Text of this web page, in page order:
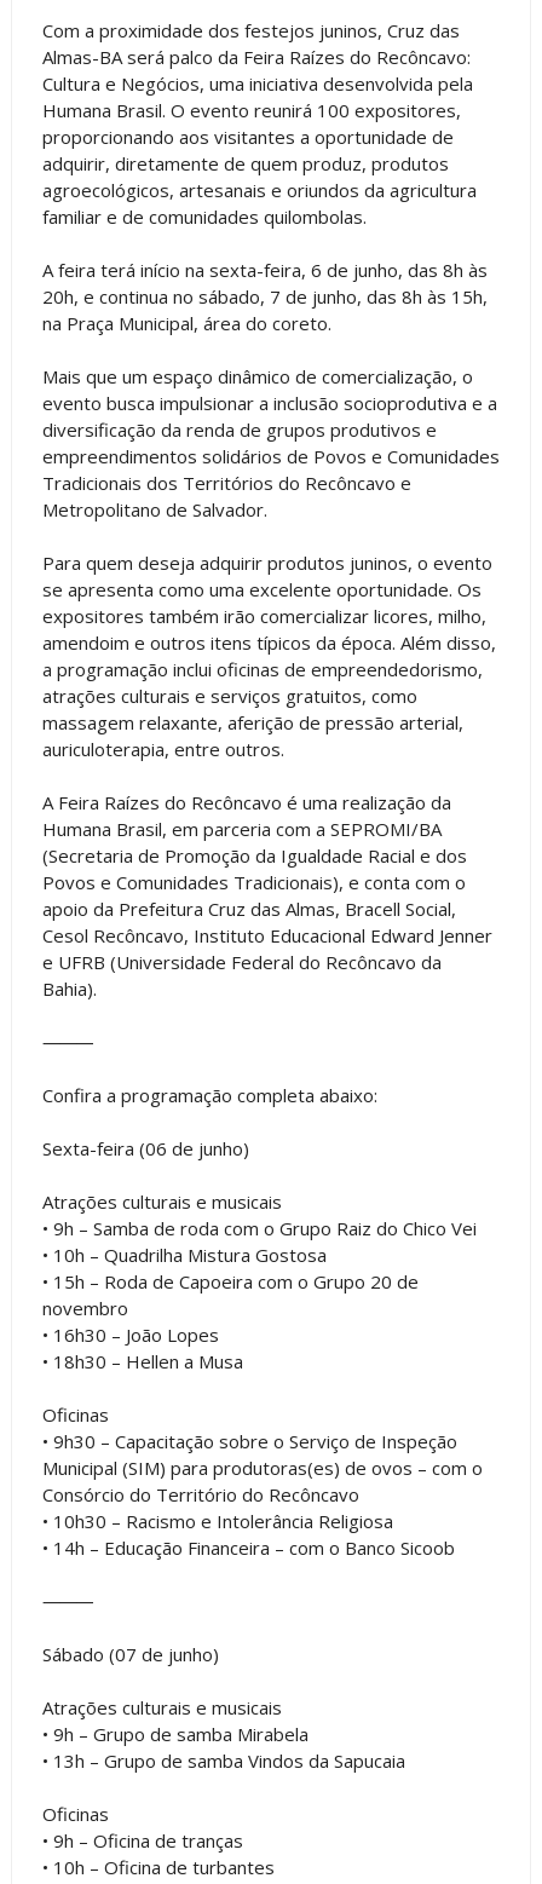
Com a proximidade dos festejos juninos, Cruz das
Almas-BA será palco da Feira Raízes do Recôncavo:
Cultura e Negócios, uma iniciativa desenvolvida pela
Humana Brasil. O evento reunirá 100 expositores,
proporcionando aos visitantes a oportunidade de
adquirir, diretamente de quem produz, produtos
agroecológicos, artesanais e oriundos da agricultura
familiar e de comunidades quilombolas.
A feira terá início na sexta-feira, 6 de junho, das 8h às
20h, e continua no sábado, 7 de junho, das 8h às 15h,
na Praça Municipal, área do coreto.
Mais que um espaço dinâmico de comercialização, o
evento busca impulsionar a inclusão socioprodutiva e a
diversificação da renda de grupos produtivos e
empreendimentos solidários de Povos e Comunidades
Tradicionais dos Territórios do Recôncavo e
Metropolitano de Salvador.
Para quem deseja adquirir produtos juninos, o evento
se apresenta como uma excelente oportunidade. Os
expositores também irão comercializar licores, milho,
amendoim e outros itens típicos da época. Além disso,
a programação inclui oficinas de empreendedorismo,
atrações culturais e serviços gratuitos, como
massagem relaxante, aferição de pressão arterial,
auriculoterapia, entre outros.
A Feira Raízes do Recôncavo é uma realização da
Humana Brasil, em parceria com a SEPROMI/BA
(Secretaria de Promoção da Igualdade Racial e dos
Povos e Comunidades Tradicionais), e conta com o
apoio da Prefeitura Cruz das Almas, Bracell Social,
Cesol Recôncavo, Instituto Educacional Edward Jenner
e UFRB (Universidade Federal do Recôncavo da
Bahia).
⸻
Confira a programação completa abaixo:
Sexta-feira (06 de junho)
Atrações culturais e musicais
• 9h – Samba de roda com o Grupo Raiz do Chico Vei
• 10h – Quadrilha Mistura Gostosa
• 15h – Roda de Capoeira com o Grupo 20 de
novembro
• 16h30 – João Lopes
• 18h30 – Hellen a Musa
Oficinas
• 9h30 – Capacitação sobre o Serviço de Inspeção
Municipal (SIM) para produtoras(es) de ovos – com o
Consórcio do Território do Recôncavo
• 10h30 – Racismo e Intolerância Religiosa
• 14h – Educação Financeira – com o Banco Sicoob
⸻
Sábado (07 de junho)
Atrações culturais e musicais
• 9h – Grupo de samba Mirabela
• 13h – Grupo de samba Vindos da Sapucaia
Oficinas
• 9h – Oficina de tranças
• 10h – Oficina de turbantes